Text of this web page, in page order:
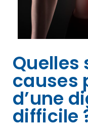
Quelles
causes
d’une
difficile